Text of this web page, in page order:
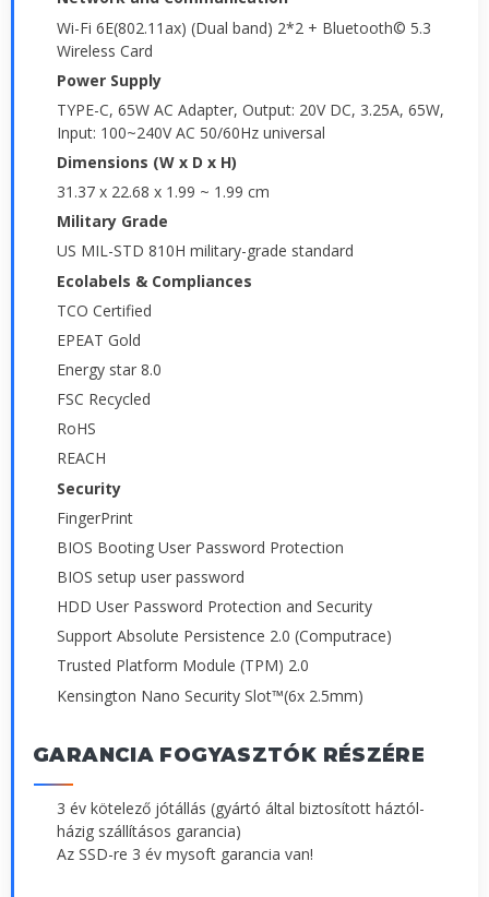
Wi-Fi 6E(802.11ax) (Dual band) 2*2 + Bluetooth© 5.3
Wireless Card
Power Supply
TYPE-C, 65W AC Adapter, Output: 20V DC, 3.25A, 65W,
Input: 100~240V AC 50/60Hz universal
Dimensions (W x D x H)
31.37 x 22.68 x 1.99 ~ 1.99 cm
Military Grade
US MIL-STD 810H military-grade standard
Ecolabels & Compliances
TCO Certified
EPEAT Gold
Energy star 8.0
FSC Recycled
RoHS
REACH
Security
FingerPrint
BIOS Booting User Password Protection
BIOS setup user password
HDD User Password Protection and Security
Support Absolute Persistence 2.0 (Computrace)
Trusted Platform Module (TPM) 2.0
Kensington Nano Security Slot™(6x 2.5mm)
GARANCIA FOGYASZTÓK RÉSZÉRE
3 év kötelező jótállás (gyártó által biztosított háztól-
házig szállításos garancia)
Az SSD-re 3 év mysoft garancia van!